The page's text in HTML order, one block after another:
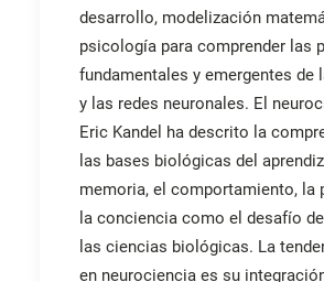
desarrollo, modelización
psicología para comprender las
fundamentales y emergentes de
y las redes neuronales. El
Eric Kandel ha descrito la
las bases biológicas del
memoria, el comportamiento, la
la conciencia como el desafío
las ciencias biológicas. La
en neurociencia es su